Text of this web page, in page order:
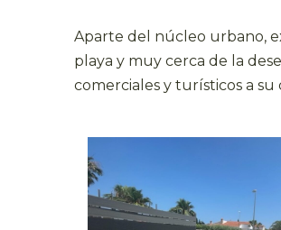
Aparte del núcleo urbano,
playa y muy cerca de la
comerciales y turísticos a su